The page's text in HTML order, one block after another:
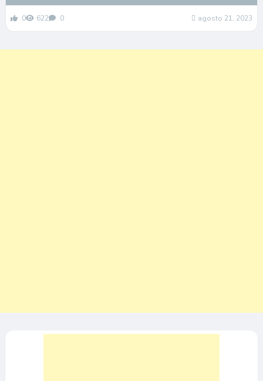
0 622 0 agosto 21, 2023